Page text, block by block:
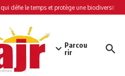
défie le temps et protège une biodiversité
Parcou
rir